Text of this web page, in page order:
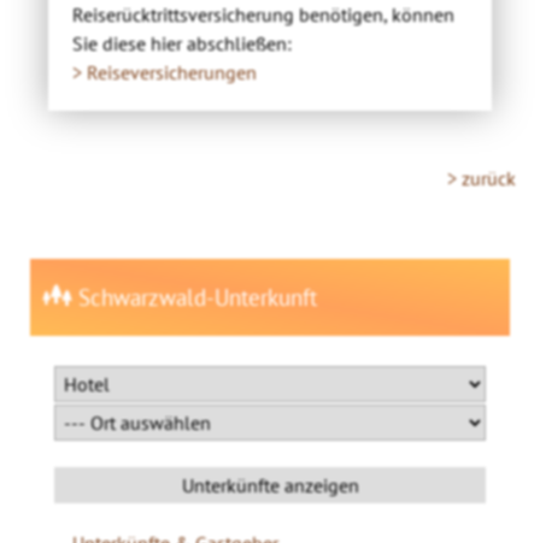
Reiserücktrittsversicherung benötigen, können
Sie diese hier abschließen:
> Reiseversicherungen
> zurück
Schwarzwald-Unterkunft